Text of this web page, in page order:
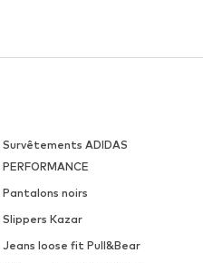
Survêtements ADIDAS
PERFORMANCE
Pantalons noirs
Slippers Kazar
Jeans loose fit Pull&Bear